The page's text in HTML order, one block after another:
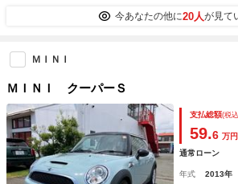
今あなたの他に20人が見て
ＭＩＮＩ
ＭＩＮＩ クーパーＳ
支払総額(税
59.6 万円
通常ローン
年式 2013年